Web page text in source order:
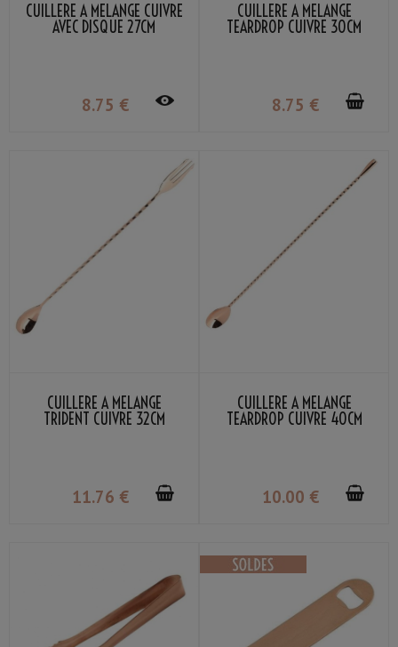
CUILLÈRE À MÉLANGE CUIVRE
AVEC DISQUE 27CM
8.75 €
CUILLÈRE À MÉLANGE
TEARDROP CUIVRE 30CM
8.75 €
CUILLÈRE À MÉLANGE
TRIDENT CUIVRE 32CM
11.76 €
CUILLÈRE À MÉLANGE
TEARDROP CUIVRE 40CM
10.00 €